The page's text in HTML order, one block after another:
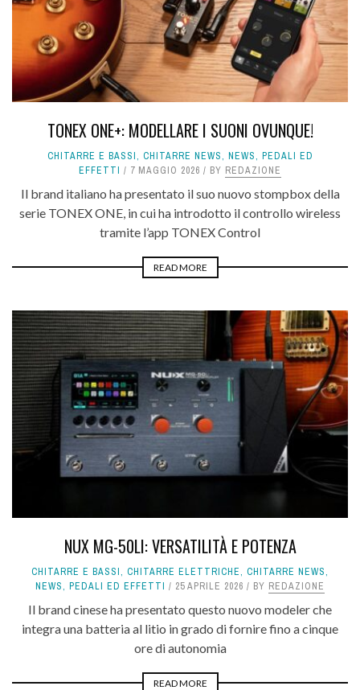
TONEX ONE+: MODELLARE I SUONI OVUNQUE!
CHITARRE E BASSI, CHITARRE NEWS, NEWS, PEDALI ED
EFFETTI
7 MAGGIO 2026 BY REDAZIONE
Il brand italiano ha presentato il suo nuovo stompbox della
serie TONEX ONE, in cui ha introdotto il controllo wireless
tramite l’app TONEX Control
READ MORE
NUX MG-50LI: VERSATILITÀ E POTENZA
CHITARRE E BASSI, CHITARRE ELETTRICHE, CHITARRE NEWS,
NEWS, PEDALI ED EFFETTI 25 APRILE 2026 BY REDAZIONE
Il brand cinese ha presentato questo nuovo modeler che
integra una batteria al litio in grado di fornire fino a cinque
ore di autonomia
READ MORE